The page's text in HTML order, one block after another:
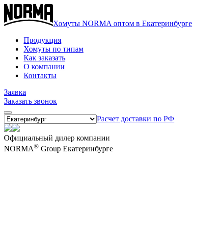
Хомуты NORMA оптом в Екатеринбурге
Продукция
Хомуты по типам
Как заказать
О компании
Контакты
Заявка
Заказать звонок
Расчет доставки по РФ
Официальный дилер компании
NORMA® Group Екатеринбурге